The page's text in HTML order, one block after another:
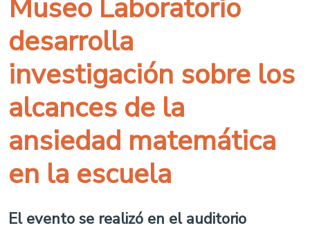
Museo Laboratorio
desarrolla
investigación sobre los
alcances de la
ansiedad matemática
en la escuela
El evento se realizó en el auditorio